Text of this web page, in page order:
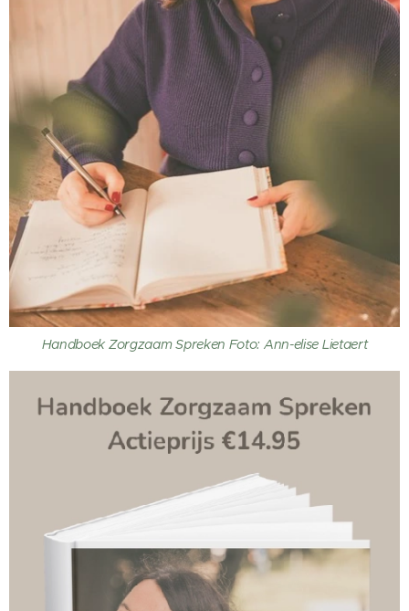
Handboek Zorgzaam Spreken Foto: Ann-elise Lietaert